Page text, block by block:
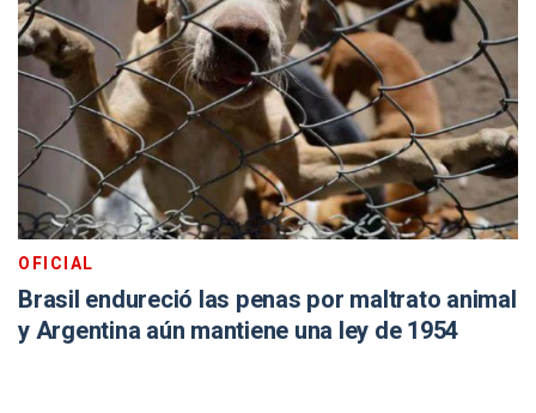
OFICIAL
Brasil endureció las penas por maltrato animal
y Argentina aún mantiene una ley de 1954